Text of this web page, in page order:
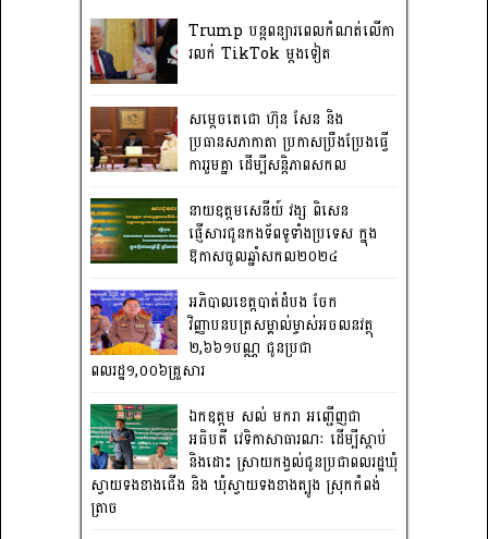
Trump បន្តពន្យារពេលកំណត់លើកា
រលក់ TikTok ម្តងទៀត
សម្តេចតេជោ ហ៊ុន សែន និង
ប្រធានសភាកាតា ប្រកាសប្រឹងប្រែងធ្វើ
ការ​រួមគ្នា ដើម្បីសន្តិភាពសកល
នាយឧត្តមសេនីយ៍ វង្ស ពិសេន
ផ្ញើសារជូនកងទ័ពទូទាំងប្រទេស ក្នុង
ឱកាសចូលឆ្នាំសកល២០២៤
អភិបាលខេត្តបាត់ដំបង ចែក
វិញ្ញាបនបត្រសម្គាល់ម្ចាស់អចលនវត្ថុ
២,៦៦១បណ្ណ ជូនប្រជា
ពលរដ្ឋ១,០០៦គ្រួសារ
ឯកឧត្តម សល់ មករា អញ្ជើញជា
អធិបតី វេទិកាសាធារណៈ ដើម្បីស្តាប់
និងដោះ ស្រាយកង្វល់ជូនប្រជាពលរដ្ឋឃុំ
ស្វាយទងខាងជើង និង ឃុំស្វាយទងខាងត្បូង ស្រុកកំពង់
ត្រាច